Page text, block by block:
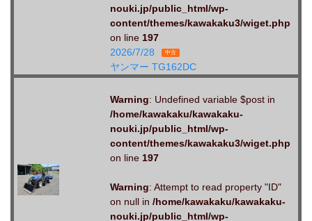
nouki.jp/public_html/wp-
content/themes/kawakaku3/wiget.php
on line 197
2026/7/28
中古
ヤンマー TG162DC
Warning: Undefined variable $post in
/home/kawakaku/kawakaku-
nouki.jp/public_html/wp-
content/themes/kawakaku3/wiget.php
on line 197
Warning: Attempt to read property "ID"
on null in /home/kawakaku/kawakaku-
nouki.jp/public_html/wp-